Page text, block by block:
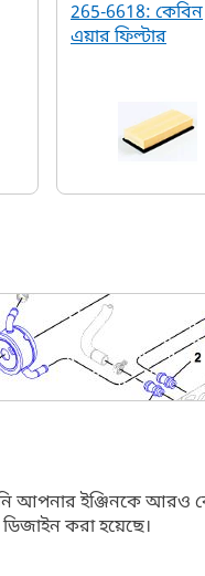
265-6618: কেবিন
এয়ার ফিল্টার
আপনার ইঞ্জিনকে
করা হয়েছে।